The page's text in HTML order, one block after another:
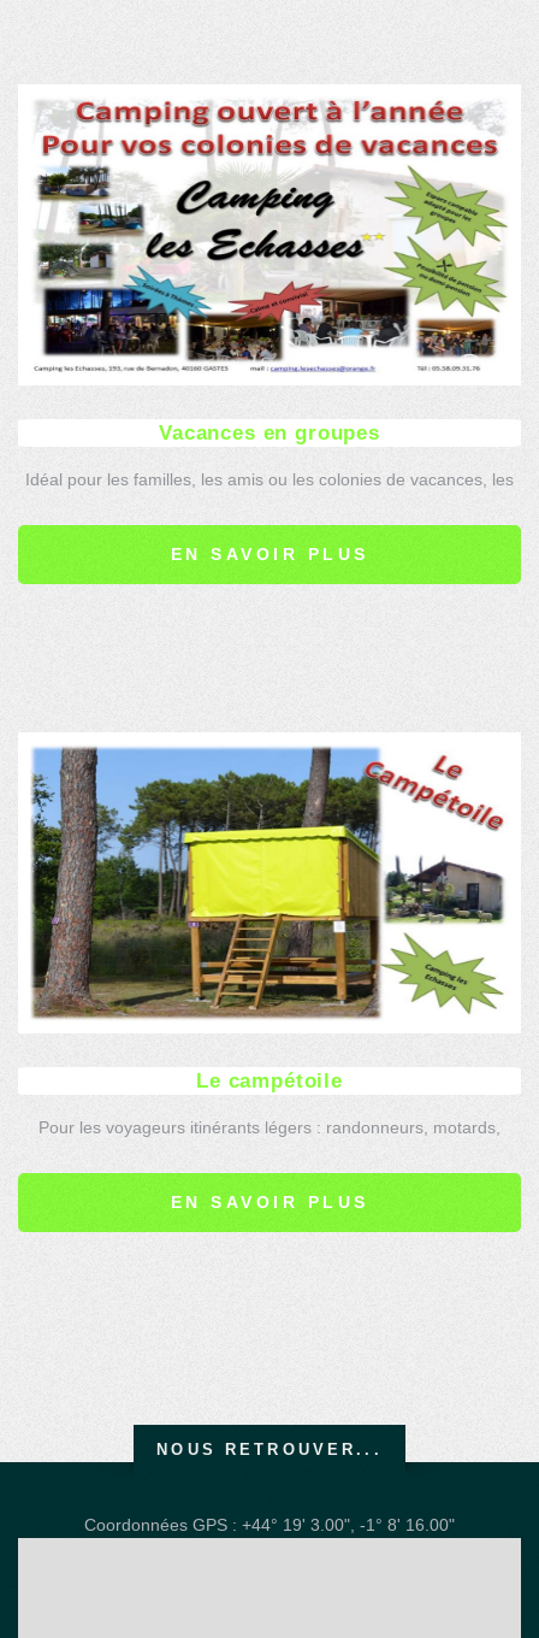
Vacances en groupes
Idéal pour les familles, les amis ou les colonies de vacances, les
EN SAVOIR PLUS
Le campétoile
Pour les voyageurs itinérants légers : randonneurs, motards,
Avec ou sans terrasse. Avec ou sans matelas.
EN SAVOIR PLUS
NOUS RETROUVER...
Coordonnées GPS : +44° 19' 3.00", -1° 8' 16.00"